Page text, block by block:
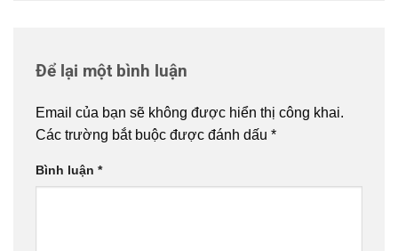
Để lại một bình luận
Email của bạn sẽ không được hiển thị công khai.
Các trường bắt buộc được đánh dấu *
Bình luận *